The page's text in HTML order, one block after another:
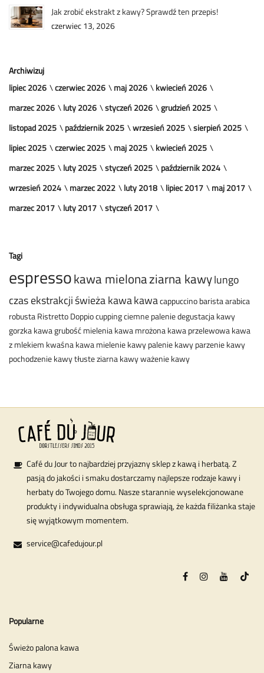
Jak zrobić ekstrakt z kawy? Sprawdź ten przepis!
czerwiec 13, 2026
Archiwizuj
lipiec 2026
czerwiec 2026 maj 2026
kwiecień 2026
marzec 2026
luty 2026 styczeń 2026
grudzień 2025
listopad 2025
październik 2025 wrzesień 2025
sierpień 2025
lipiec 2025
czerwiec 2025 maj 2025
kwiecień 2025
marzec 2025
luty 2025 styczeń 2025
październik 2024
wrzesień 2024
marzec 2022 luty 2018 lipiec 2017
maj 2017
marzec 2017
luty 2017 styczeń 2017
Tagi
espressokawa mielonaziarna kawylungo
czas ekstrakcjiświeża kawakawacappuccinobaristaarabica
robustaRistrettoDoppiocuppingciemne paleniedegustacja kawy
gorzka kawagrubość mieleniakawa mrożonakawa przelewowakawa
z mlekiem kwaśna kawamielenie kawypalenie kawyparzenie kawy
pochodzenie kawytłuste ziarna kawyważenie kawy
Café du Jour to najbardziej przyjazny sklep z kawą i herbatą. Z
pasją do jakości i smaku dostarczamy najlepsze rodzaje kawy i
herbaty do Twojego domu. Nasze starannie wyselekcjonowane
produkty i indywidualna obsługa sprawiają, że każda filiżanka staje
się wyjątkowym momentem.
service@cafedujour.pl
Popularne
Świeżo palona kawa
Ziarna kawy